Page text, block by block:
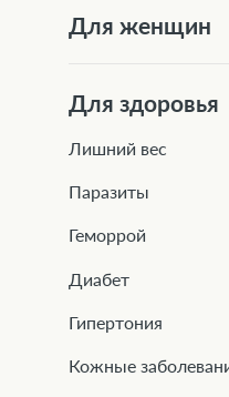
Для женщин
Для здоровья
Лишний вес
Паразиты
Геморрой
Диабет
Гипертония
Кожные